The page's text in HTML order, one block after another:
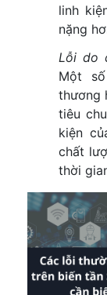
linh
nặng
Lỗi do
Một
thương
tiêu
kiện
chất
thời